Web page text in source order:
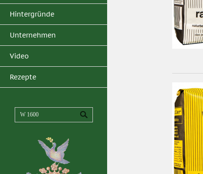
Hintergründe
Unternehmen
Video
Rezepte